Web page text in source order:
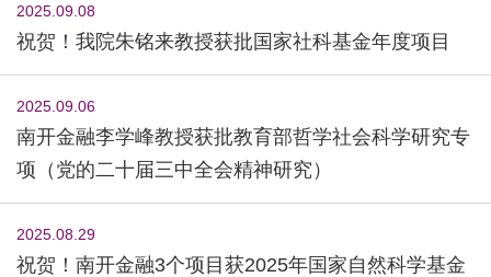
2025.09.08
祝贺！我院朱铭来教授获批国家社科基金年度项目
2025.09.06
南开金融李学峰教授获批教育部哲学社会科学研究专
项（党的二十届三中全会精神研究）
2025.08.29
祝贺！南开金融3个项目获2025年国家自然科学基金